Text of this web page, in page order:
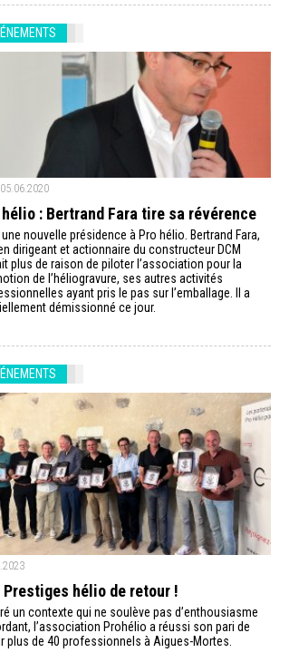
05.06.2020
hélio : Bertrand Fara tire sa révérence
nouvelle présidence à Pro hélio. Bertrand Fara,
dirigeant et actionnaire du constructeur DCM
plus de raison de piloter l’association pour la
de l’héliogravure, ses autres activités
ayant pris le pas sur l’emballage. Il a
démissionné ce jour.
Prestiges hélio de retour !
un contexte qui ne soulève pas d’enthousiasme
l’association Prohélio a réussi son pari de
plus de 40 professionnels à Aigues-Mortes.